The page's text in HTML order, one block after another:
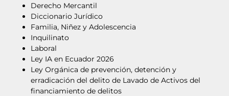
Derecho Mercantil
Diccionario Jurídico
Familia, Niñez y Adolescencia
Inquilinato
Laboral
Ley IA en Ecuador 2026
Ley Orgánica de prevención, detención y
erradicación del delito de Lavado de Activos del
financiamiento de delitos